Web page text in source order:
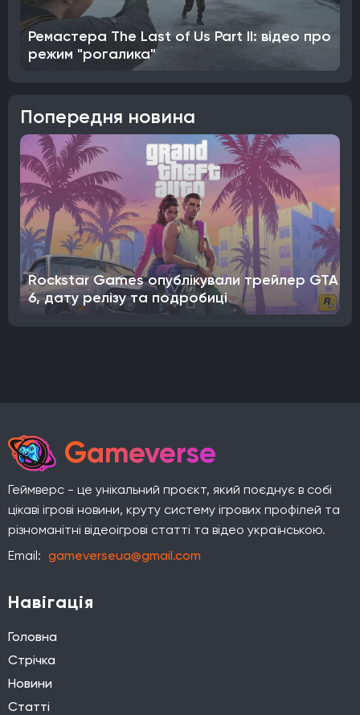
Ремастера The Last of Us Part II: відео про
режим "рогалика"
Попередня новина
Rockstar Games опублікували трейлер GTA
6, дату релізу та подробиці
Gameverse
Геймверс - це унікальний проєкт, який поєднує в собі
цікаві ігрові новини, круту систему ігрових профілей та
різноманітні відеоігрові статті та відео українською.
Email: gameverseua@gmail.com
Навігація
Головна
Стрічка
Новини
Статті